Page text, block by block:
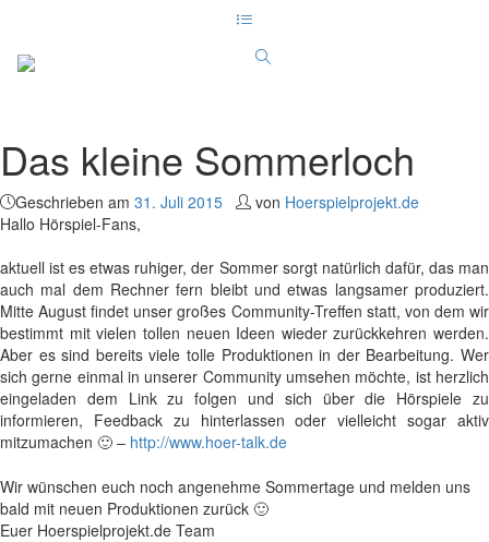
Das kleine Sommerloch
Geschrieben am 31. Juli 2015 von Hoerspielprojekt.de
Hallo Hörspiel-Fans,
aktuell ist es etwas ruhiger, der Sommer sorgt natürlich dafür, das man
auch mal dem Rechner fern bleibt und etwas langsamer produziert.
Mitte August findet unser großes Community-Treffen statt, von dem wir
bestimmt mit vielen tollen neuen Ideen wieder zurückkehren werden.
Aber es sind bereits viele tolle Produktionen in der Bearbeitung. Wer
sich gerne einmal in unserer Community umsehen möchte, ist herzlich
eingeladen dem Link zu folgen und sich über die Hörspiele zu
informieren, Feedback zu hinterlassen oder vielleicht sogar aktiv
mitzumachen 🙂 – http://www.hoer-talk.de
Wir wünschen euch noch angenehme Sommertage und melden uns
bald mit neuen Produktionen zurück 🙂
Euer Hoerspielprojekt.de Team